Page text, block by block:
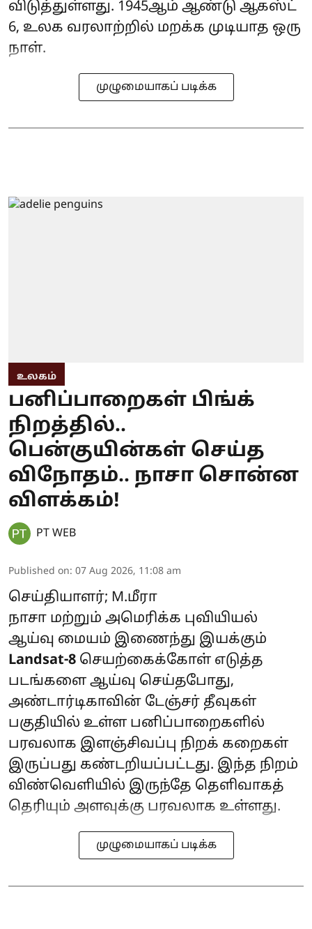
விடுத்துள்ளது. 1945ஆம் ஆண்டு ஆகஸ்ட்
6, உலக வரலாற்றில் மறக்க முடியாத ஒரு
நாள்.
முழுமையாகப் படிக்க
உலகம்
பனிப்பாறைகள் பிங்க்
நிறத்தில்..
பென்குயின்கள் செய்த
விநோதம்.. நாசா சொன்ன
விளக்கம்!
PT WEB
Published on: 07 Aug 2026, 11:08 am
செய்தியாளர்; M.மீரா
நாசா மற்றும் அமெரிக்க புவியியல்
ஆய்வு மையம் இணைந்து இயக்கும்
Landsat-8 செயற்கைக்கோள் எடுத்த
படங்களை ஆய்வு செய்தபோது,
அண்டார்டிகாவின் டேஞ்சர் தீவுகள்
பகுதியில் உள்ள பனிப்பாறைகளில்
பரவலாக இளஞ்சிவப்பு நிறக் கறைகள்
இருப்பது கண்டறியப்பட்டது. இந்த நிறம்
விண்வெளியில் இருந்தே தெளிவாகத்
தெரியும் அளவுக்கு பரவலாக உள்ளது.
முழுமையாகப் படிக்க